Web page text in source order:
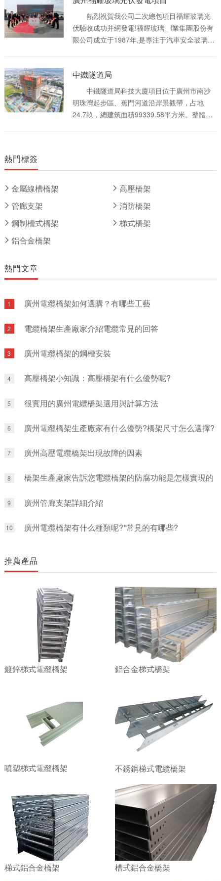
地空間)和輸電線路已按100MW規模建成，本次
招標范圍為二期工程，二期工程項目需新建一
臺50MVA 的主變及配套的GIS設備、配套高低
110kV電網。本項目通過Meteonorm數據庫得
MJ/m2，年平均日照2006h。
熱烈祝賀我公司二次總包項目福耀玻璃光
伏驗收成功并網發電!福耀玻璃_ I業集團股份有
限公司成立于1987年,是專注于汽車安全玻璃和
玻璃專業供應商,產品得到全球**汽車制造企業
及主要汽車廠商的認證和選用，并被各大汽車
制造企業評為“全球優秀供應商”。鄭州福耀玻璃
有限公司作為福耀集團旗下的全資子公司,廠面
中鐵隧道局
中鐵隧道局科技大廈項目位于廣州市南沙
明珠灣起步區、蕉門河道沿岸景觀帶，占地
24.7畝，總建筑面積99339.58平方米。整體建
熱門標簽
金屬線槽橋架
高壓橋架
管廊支架
消防橋架
鋼制槽式橋架
梯式橋架
鋁合金橋架
熱門文章
1 廣州電纜橋架如何選購？有哪些工藝
2 電纜橋架生產廠家介紹電纜常見的回答
3 廣州電纜橋架的鋼槽安裝
4 高壓橋架小知識：高壓橋架有什么優勢呢?
5 很實用的廣州電纜橋架選用與計算方法
6 廣州電纜橋架生產廠家有什么優勢?橋架尺寸怎么選擇?
7 廣州高壓電纜橋架出現故障的因素
8 橋架生產廠家告訴您電纜橋架的防腐功能是怎樣實現的
9 廣州管廊支架詳細介紹
10 廣州電纜橋架有什么種類呢?*常見的有哪些?
推薦產品
鍍鋅梯式電纜橋架 鋁合金梯式橋架
噴塑梯式電纜橋架 不銹鋼梯式電纜橋架
梯式鋁合金橋架 槽式鋁合金橋架